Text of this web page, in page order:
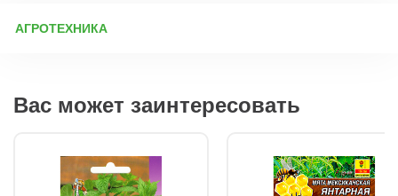
АГРОТЕХНИКА
корневая система активно разрастается, вытесняя соседние
культуры, поэтому при посадке важно учитывать эту
сильных ветров. Почва: рыхлая, лёгкая, с хорошим дренажом.
В тяжелые грунты добавляют песок или компост. Подготовка
ямы: глубина и диаметр — 20–30 см. На дно укладывают
Вас может заинтересовать